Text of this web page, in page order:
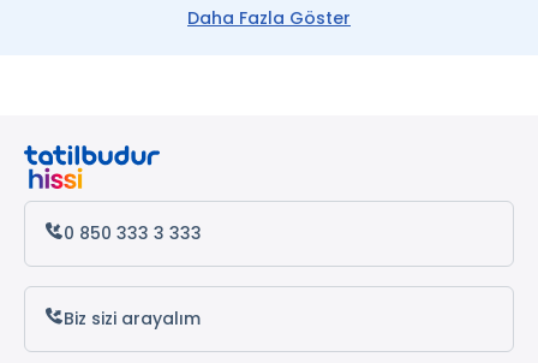
Daha Fazla Göster
Antalya Otelleri
Alanya Otelleri
0 850 333 3 333
Biz sizi arayalım